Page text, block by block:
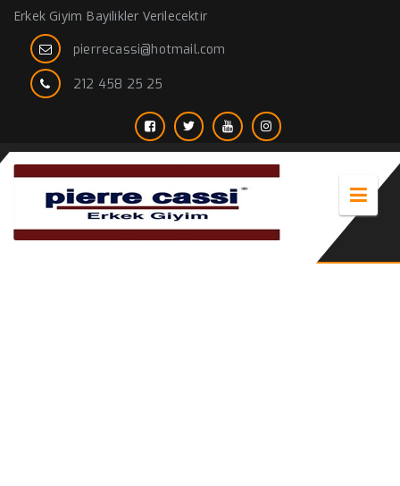
Erkek Giyim Bayilikler Verilecektir
pierrecassi@hotmail.com
212 458 25 25